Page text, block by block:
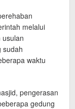
melalui
usulan
sudah
waktu
pengerasan
gedung